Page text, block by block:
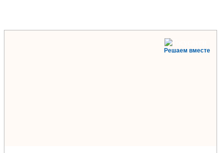
Решаем вместе